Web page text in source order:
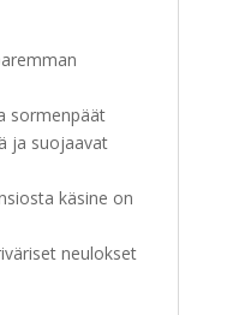
sormenpäät
ja suojaavat
käsine on
neulokset